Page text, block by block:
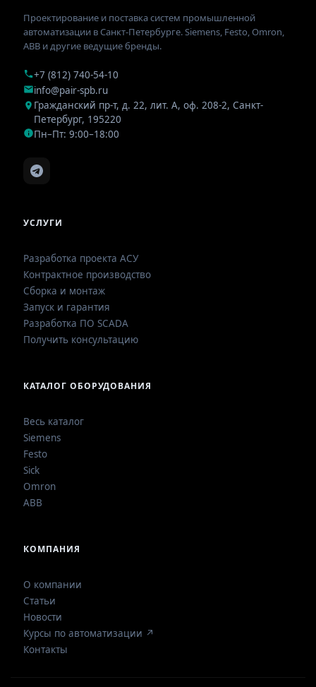
Проектирование и поставка систем промышленной
автоматизации в Санкт-Петербурге. Siemens, Festo, Omron,
ABB и другие ведущие бренды.
+7 (812) 740-54-10
info@pair-spb.ru
Гражданский пр-т, д. 22, лит. А, оф. 208-2, Санкт-
Петербург, 195220
Пн–Пт: 9:00–18:00
УСЛУГИ
Разработка проекта АСУ
Контрактное производство
Сборка и монтаж
Запуск и гарантия
Разработка ПО SCADA
Получить консультацию
КАТАЛОГ ОБОРУДОВАНИЯ
Весь каталог
Siemens
Festo
Sick
Omron
ABB
КОМПАНИЯ
О компании
Статьи
Новости
Курсы по автоматизации ↗
Контакты